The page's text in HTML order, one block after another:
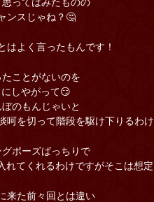
思ってはみたものの
ンスじゃね？🤔
はよく言ったもんです！
ことがないのを
しやがって😏
のもんじゃいと
呵を切って階段を駆け下りるわ
ポーズばっちりで
れてくれるわけですがそこは想
来た前々回とは違い